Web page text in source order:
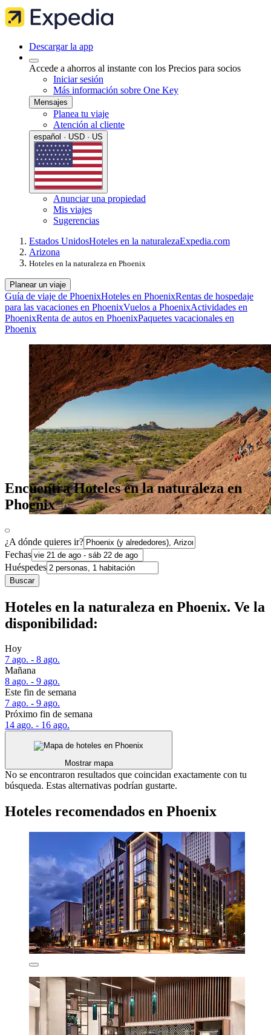
Descargar la app
Accede a ahorros al instante con los Precios para socios
Iniciar sesión
Más información sobre One Key
Mensajes
Planea tu viaje
Atención al cliente
español · USD · US
Anunciar una propiedad
Mis viajes
Sugerencias
Estados UnidosHoteles en la naturalezaExpedia.com
Arizona
Hoteles en la naturaleza en Phoenix
Planear un viaje
Guía de viaje de PhoenixHoteles en PhoenixRentas de hospedaje
para las vacaciones en PhoenixVuelos a PhoenixActividades en
PhoenixRenta de autos en PhoenixPaquetes vacacionales en
Phoenix
Encuentra Hoteles en la naturaleza en
Phoenix
¿A dónde quieres ir?
Fechas
Huéspedes
Buscar
Hoteles en la naturaleza en Phoenix. Ve la
disponibilidad:
Hoy
7 ago. - 8 ago.
Mañana
8 ago. - 9 ago.
Este fin de semana
7 ago. - 9 ago.
Próximo fin de semana
14 ago. - 16 ago.
Mostrar mapa
No se encontraron resultados que coincidan exactamente con tu
búsqueda. Estas alternativas podrían gustarte.
Hoteles recomendados en Phoenix